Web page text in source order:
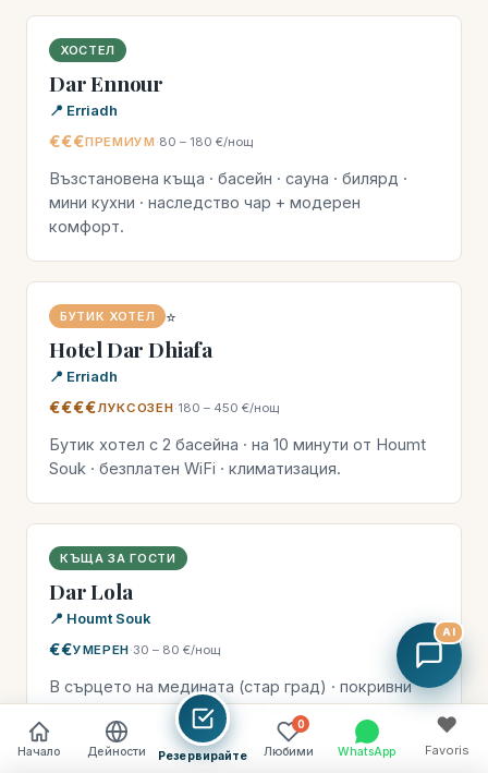
ХОСТЕЛ
Dar Ennour
📍 Erriadh
€€€ПРЕМИУМ ·80 – 180 €/нощ
Възстановена къща · басейн · сауна · билярд ·
мини кухни · наследство чар + модерен
комфорт.
БУТИК ХОТЕЛ ⭐
Hotel Dar Dhiafa
📍 Erriadh
€€€€ЛУКСОЗЕН·180 – 450 €/нощ
Бутик хотел с 2 басейна · на 10 минути от Houmt
Souk · безплатен WiFi · климатизация.
КЪЩА ЗА ГОСТИ
Dar Lola
📍 Houmt Souk
€€УМЕРЕН·30 – 80 €/нощ
В сърцето на медината (стар град) · покривни
тераси · автентична атмосфера на сук.
Начало Дейности Резервирайте
0
Любими WhatsApp
♥
Favoris
AI